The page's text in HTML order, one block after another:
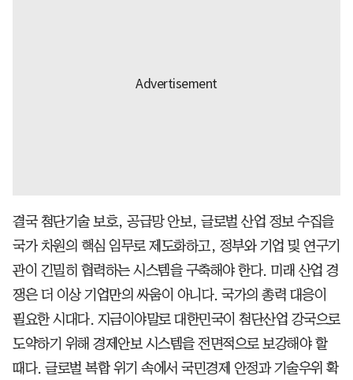
결국 첨단기술 보호, 공급망 안보, 글로벌 산업 정보 수집을
국가 차원의 핵심 임무로 제도화하고, 정부와 기업 및 연구기
관이 긴밀히 협력하는 시스템을 구축해야 한다. 미래 산업 경
쟁은 더 이상 기업만의 싸움이 아니다. 국가의 총력 대응이
필요한 시대다. 지금이야말로 대한민국이 첨단산업 강국으로
도약하기 위해 경제안보 시스템을 전면적으로 보강해야 할
때다. 글로벌 복합 위기 속에서 국민경제 안정과 기술우위 확